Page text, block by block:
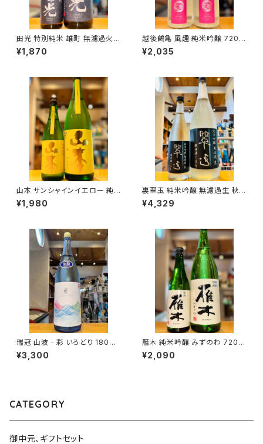
田光 特別純米 雄町 無濾過火入
れ 720ml１本（早川酒造・三重
県三重郡菰野町）
¥1,870
越後鶴亀 風趣 純米吟醸 720m
l１本（株式会社越後鶴亀・新潟
県新潟市西蒲区竹野町）
¥2,035
山本 サンシャインイエロー 純
米吟醸 720ml１本（山本酒造・
秋田県山本郡八峰町）
¥1,980
裏翠玉 純米吟醸 無濾過生 秋田
酒こまち 1800ml１本（両関酒
造・秋田県湯沢市前森）
¥4,329
瑞冠 山波‐彩 いろどり 1800
ml１本（山岡酒造・広島県三次
市甲奴町）
¥3,300
雁木 純米吟醸 みずのわ 720m
l１本（八百新酒造・山口県岩国
市今津町）
¥2,090
CATEGORY
御中元、ギフトセット